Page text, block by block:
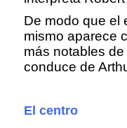
De modo que el
mismo aparece
más notables
conduce de
El centro